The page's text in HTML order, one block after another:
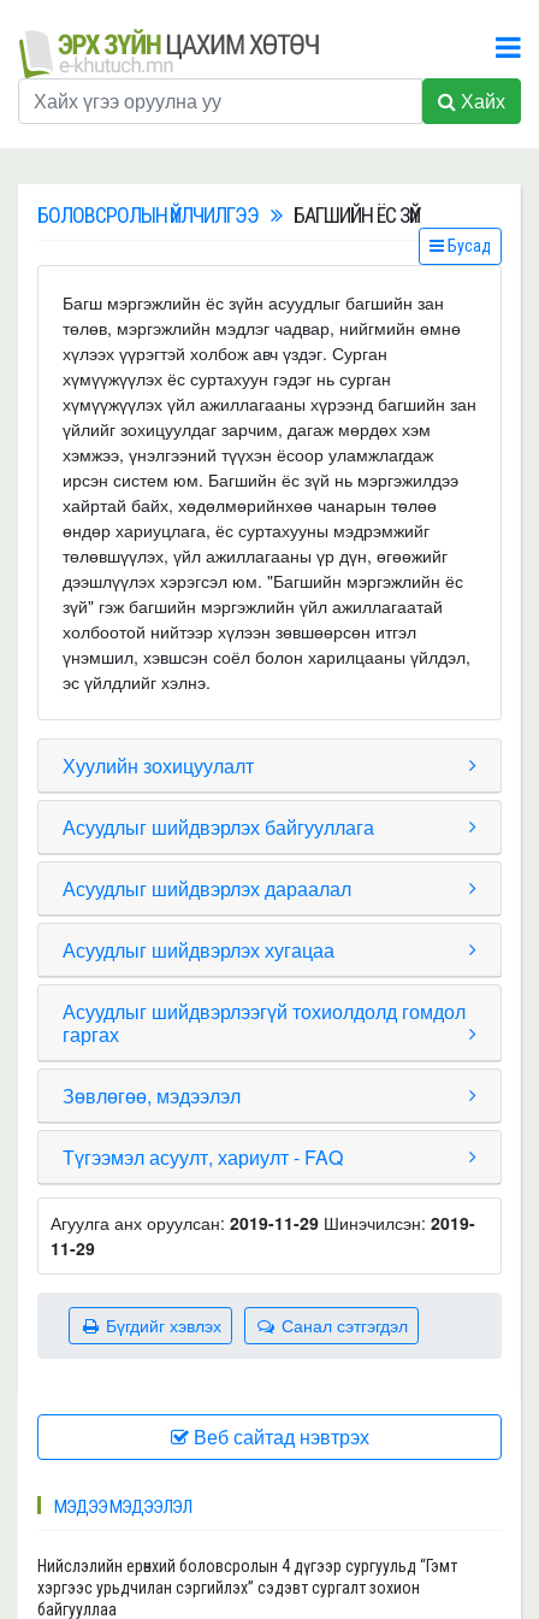
Хайх
БОЛОВСРОЛЫН ҮЙЛЧИЛГЭЭ БАГШИЙН ЁС ЗҮЙ
Бусад
Багш мэргэжлийн ёс зүйн асуудлыг багшийн зан
төлөв, мэргэжлийн мэдлэг чадвар, нийгмийн өмнө
хүлээх үүрэгтэй холбож авч үздэг. Сурган
хүмүүжүүлэх ёс суртахуун гэдэг нь сурган
хүмүүжүүлэх үйл ажиллагааны хүрээнд багшийн зан
үйлийг зохицуулдаг зарчим, дагаж мөрдөх хэм
хэмжээ, үнэлгээний түүхэн ёсоор уламжлагдаж
ирсэн систем юм. Багшийн ёс зүй нь мэргэжилдээ
хайртай байх, хөдөлмөрийнхөө чанарын төлөө
өндөр хариуцлага, ёс суртахууны мэдрэмжийг
төлөвшүүлэх, үйл ажиллагааны үр дүн, өгөөжийг
дээшлүүлэх хэрэгсэл юм. "Багшийн мэргэжлийн ёс
зүй" гэж багшийн мэргэжлийн үйл ажиллагаатай
холбоотой нийтээр хүлээн зөвшөөрсөн итгэл
үнэмшил, хэвшсэн соёл болон харилцааны үйлдэл,
эс үйлдлийг хэлнэ.
Хуулийн зохицуулалт
Асуудлыг шийдвэрлэх байгууллага
Асуудлыг шийдвэрлэх дараалал
Асуудлыг шийдвэрлэх хугацаа
Асуудлыг шийдвэрлээгүй тохиолдолд гомдол
гаргах
Зөвлөгөө, мэдээлэл
Түгээмэл асуулт, хариулт - FAQ
Агуулга анх оруулсан: 2019-11-29 Шинэчилсэн: 2019-
11-29
Санал сэтгэгдэл
Бүгдийг хэвлэх
Веб сайтад нэвтрэх
МЭДЭЭ МЭДЭЭЛЭЛ
Нийслэлийн ерөнхий боловсролын 4 дүгээр сургуульд “Гэмт
хэргээс урьдчилан сэргийлэх” сэдэвт сургалт зохион
байгууллаа